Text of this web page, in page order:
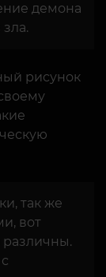
демона
рисунок
так же
вот
различны.